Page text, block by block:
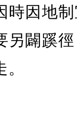
時因地
另闢蹊